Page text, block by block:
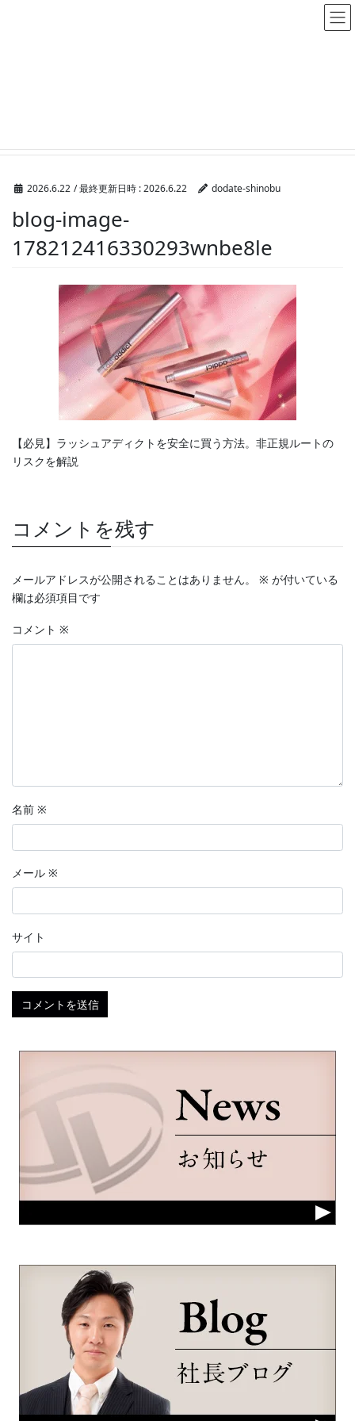
2026.6.22 / 最終更新日時 :2026.6.22 dodate-shinobu
blog-image-
178212416330293wnbe8le
【必見】ラッシュアディクトを安全に買う方法。非正規ルートの
リスクを解説
コメントを残す
メールアドレスが公開されることはありません。 ※ が付いている
欄は必須項目です
コメント ※
名前 ※
メール ※
サイト